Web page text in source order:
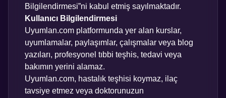
Bilgilendirmesi”ni kabul etmiş sayılmaktadır.
Kullanıcı Bilgilendirmesi
Uyumlan.com platformunda yer alan kurslar,
uyumlamalar, paylaşımlar, çalışmalar veya blog
yazıları, profesyonel tıbbi teşhis, tedavi veya
bakımın yerini alamaz.
Uyumlan.com, hastalık teşhisi koymaz, ilaç
tavsiye etmez veya doktorunuzun